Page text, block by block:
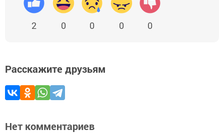
2 0 0 0 0
Расскажите друзьям
Нет комментариев